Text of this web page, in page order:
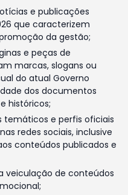
e publicações
que caracterizem
da gestão;
e peças de
marcas, slogans ou
do atual Governo
dos documentos
históricos;
temáticos e perfis oficiais
redes sociais, inclusive
conteúdos publicados e
veiculação de conteúdos